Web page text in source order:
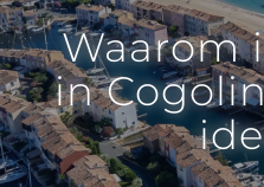
Waarom
in